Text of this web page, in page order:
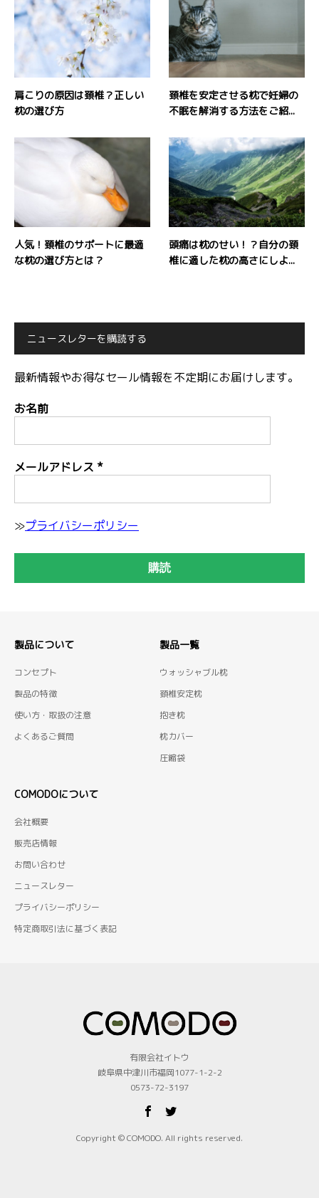
肩こりの原因は頚椎？正しい
枕の選び方
頚椎を安定させる枕で妊婦の
不眠を解消する方法をご紹...
人気！頚椎のサポートに最適
な枕の選び方とは？
頭痛は枕のせい！？自分の頚
椎に適した枕の高さにしよ...
ニュースレターを購読する
最新情報やお得なセール情報を不定期にお届けします。
お名前
メールアドレス *
≫プライバシーポリシー
製品について
コンセプト
製品の特徴
使い方・取扱の注意
よくあるご質問
製品一覧
ウォッシャブル枕
頚椎安定枕
抱き枕
枕カバー
圧縮袋
COMODOについて
会社概要
販売店情報
お問い合わせ
ニュースレター
プライバシーポリシー
特定商取引法に基づく表記
有限会社イトウ
岐阜県中津川市福岡1077-1-2-2
0573-72-3197
Copyright © COMODO. All rights reserved.